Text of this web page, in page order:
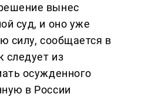
вынес
суд, и оно уже
силу, сообщается в
следует из
осужденного
в России